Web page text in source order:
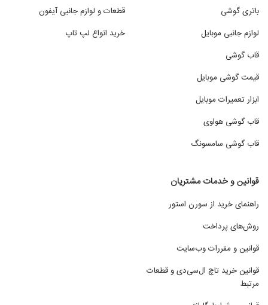
کانکتور باتری 3 پین
battery connector samsung
connector 4 pin
battery connector iphone
Apple
Huawei
HTC
Motorola
Google
باتری گوشی
لوازم جانبی موبایل
قاب گوشی
قیمت گوشی موبایل
ابزار تعمیرات موبایل
قاب گوشی هواوی
قاب گوشی سامسونگ
قطعات و لوازم جانبی آیفون
خرید انواع لپ تاپ
قوانین و خدمات مشتریان
راهنمای خرید از سورن استور
روش‌های پرداخت
قوانین و مقررات وب‌سایت
قوانین خرید تاچ ال‌سی‌دی و قطعات
مرتبط